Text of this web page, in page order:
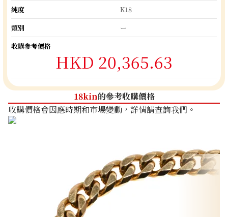
純度
K18
類別
ー
收購參考價格
HKD 20,365.63
18kin的參考收購價格
收購價格會因應時期和市場變動，詳情請查詢我們。